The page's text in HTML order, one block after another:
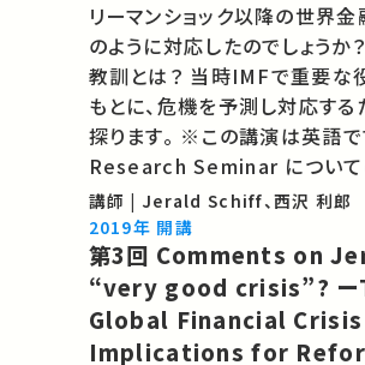
リーマンショック以降の世界
のように対応したのでしょうか
教訓とは？ 当時IMFで重要な
もとに、危機を予測し対応す
探ります。 ※この講演は英語です。 ★GraSPP
Research Seminar については こ
京大学公共政策大学院 ★あなたのシェアが、ほか
の誰かの学びに繋がるかもしれません
りの講義・講演があればSNS
講師 | Jerald Schiff、西沢 利郎
2019年 開講
第3回 Comments on Jerry Schiff：A
“very good crisis”?
Global Financial
Implications for